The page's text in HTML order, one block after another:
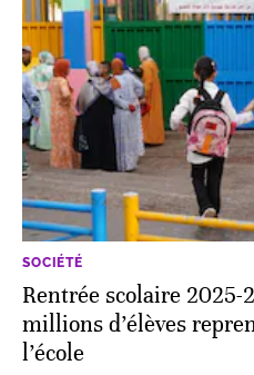
SOCIÉTÉ
Rentrée scolaire 2025-
millions d’élèves
l’école